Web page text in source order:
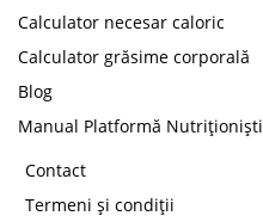
Calculator necesar caloric
Calculator grăsime corporală
Blog
Manual Platformă Nutriționiști
Contact
Termeni și condiții